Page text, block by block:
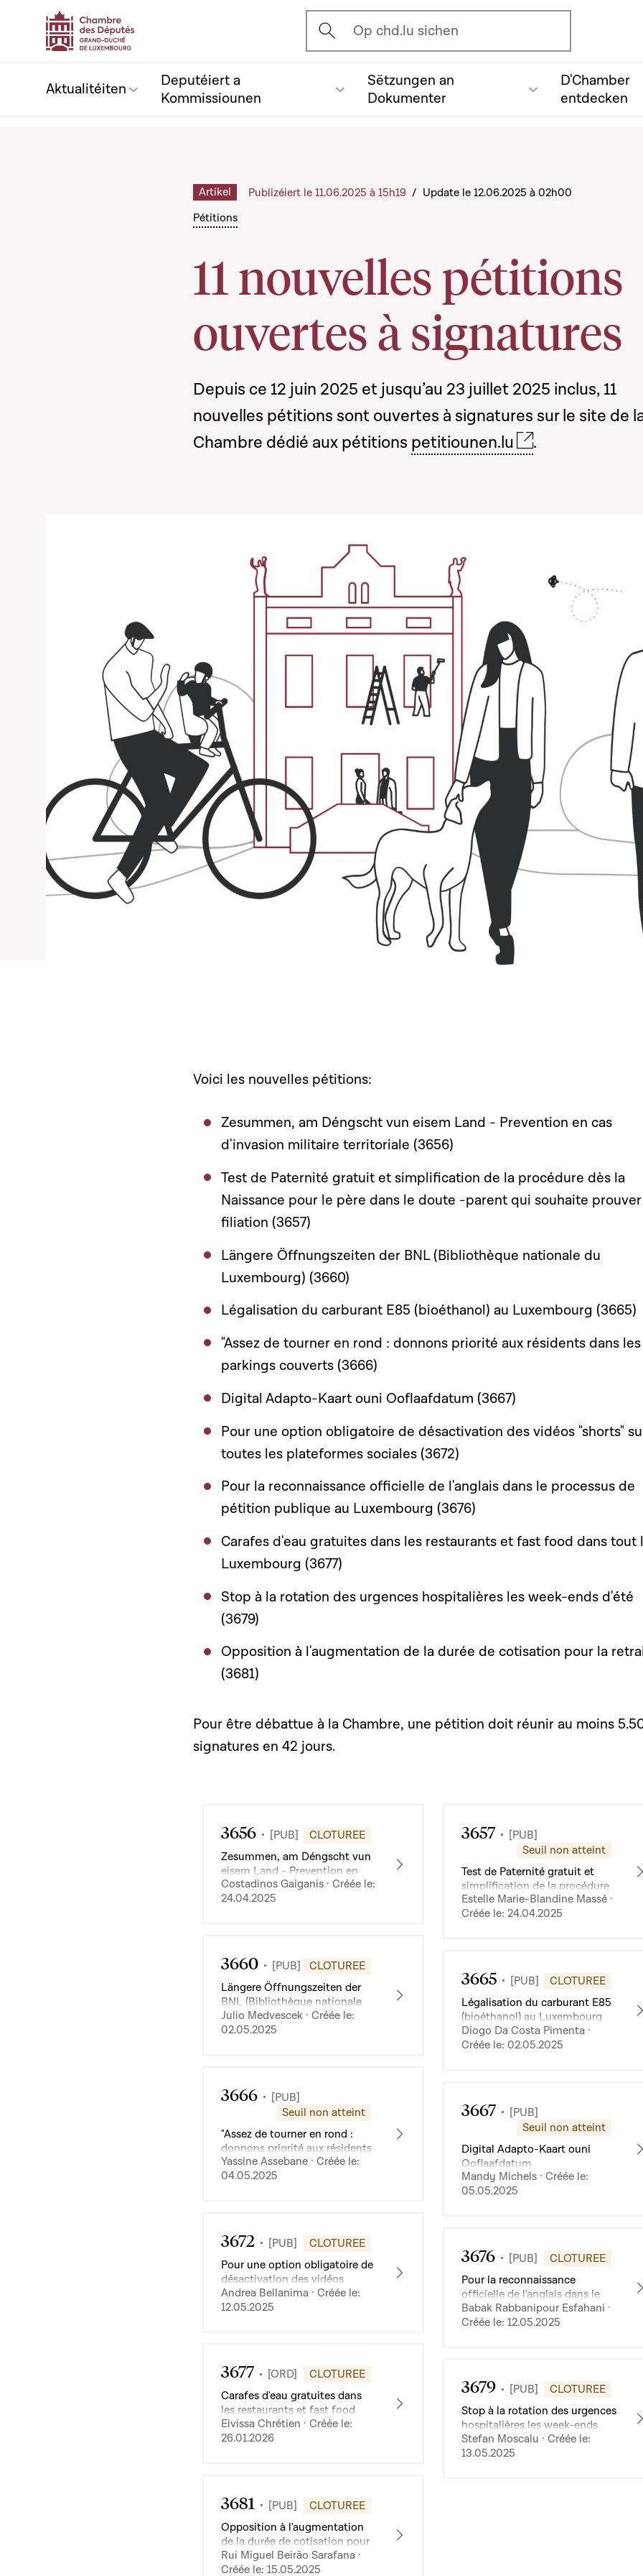
Ouvrir l'écran de recherche
Op chd.lu sichen
Aktualitéiten
Deputéiert a
Kommissiounen
Sëtzungen an
Dokumenter
D'Chamber
entdecken
Pétitions
11 nouvelles pétitions
ouvertes à signatures
Artikel Publizéiert le 11.06.2025 à 15h19 / Update le 12.06.2025 à 02h00
Depuis ce 12 juin 2025 et jusqu’au 23 juillet 2025 inclus, 11
nouvelles pétitions sont ouvertes à signatures sur le site de
Chambre dédié aux pétitions petitiounen.lu .
Voici les nouvelles pétitions:
Zesummen, am Déngscht vun eisem Land - Prevention en cas
d'invasion militaire territoriale (3656)
Test de Paternité gratuit et simplification de la procédure dès la
Naissance pour le père dans le doute -parent qui souhaite
filiation (3657)
Längere Öffnungszeiten der BNL (Bibliothèque nationale du
Luxembourg) (3660)
Légalisation du carburant E85 (bioéthanol) au Luxembourg (3665)
"Assez de tourner en rond : donnons priorité aux résidents dans les
parkings couverts (3666)
Digital Adapto-Kaart ouni Ooflaafdatum (3667)
Pour une option obligatoire de désactivation des vidéos "shorts"
toutes les plateformes sociales (3672)
Pour la reconnaissance officielle de l'anglais dans le processus de
pétition publique au Luxembourg (3676)
Carafes d'eau gratuites dans les restaurants et fast food dans tout
Luxembourg (3677)
Stop à la rotation des urgences hospitalières les week-ends d'été
(3679)
Opposition à l'augmentation de la durée de cotisation pour la
(3681)
Pour être débattue à la Chambre, une pétition doit réunir au moins
signatures en 42 jours.
3656 [PUB]
CLOTUREE
Zesummen, am Déngscht vun
eisem Land - Prevention en
cas d'invasion militaire
territoriale
Costadinos Gaiganis · Créée le:
24.04.2025
3660 [PUB]
CLOTUREE
Längere Öffnungszeiten der
BNL (Bibliothèque nationale
du Luxembourg)
Julio Medvescek · Créée le:
02.05.2025
3666
[PUB]
Seuil non atteint
"Assez de tourner en rond :
donnons priorité aux résidents
dans les parkings couverts
Yassine Assebane · Créée le:
04.05.2025
3672 [PUB]
CLOTUREE
Pour une option obligatoire de
désactivation des vidéos
"shorts" sur toutes les
plateformes sociales
Andrea Bellanima · Créée le:
12.05.2025
3677 [ORD]
CLOTUREE
Carafes d'eau gratuites dans
les restaurants et fast food
dans tout le Luxembourg
Eivissa Chrétien · Créée le:
26.01.2026
3681 [PUB]
CLOTUREE
Opposition à l'augmentation
de la durée de cotisation pour
la retraite
Rui Miguel Beirão Sarafana ·
Créée le: 15.05.2025
3657
[PUB]
Seuil non atteint
Test de Paternité gratuit et
simplification de la procédure
dès la Naissance pour le père
dans le doute -parent qui
Estelle Marie-Blandine Massé ·
Créée le: 24.04.2025
3665 [PUB]
CLOTUREE
Légalisation du carburant E85
(bioéthanol) au Luxembourg
Diogo Da Costa Pimenta ·
Créée le: 02.05.2025
3667
[PUB]
Seuil non atteint
Digital Adapto-Kaart ouni
Ooflaafdatum
Mandy Michels · Créée le:
05.05.2025
3676 [PUB]
CLOTUREE
Pour la reconnaissance
officielle de l'anglais dans le
processus de pétition publique
au Luxembourg
Babak Rabbanipour Esfahani ·
Créée le: 12.05.2025
3679 [PUB]
CLOTUREE
Stop à la rotation des urgences
hospitalières les week-ends
d'été
Stefan Moscalu · Créée le:
13.05.2025